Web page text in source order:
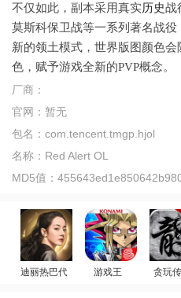
不仅如此，副本采用真实历史战
莫斯科保卫战等一系列著名战
新的领土模式，世界版图颜色
色，赋予游戏全新的PVP概念。
厂商：
官网： 暂无
包名： com.tencent.tmgp.hjol
名称： Red Alert OL
MD5值：
迪丽热巴代言
游戏王
贪玩